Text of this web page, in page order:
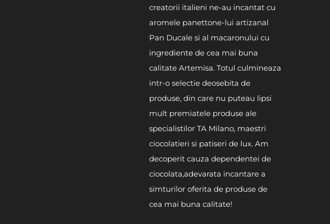
creatorii italieni ne-au incantat cu
aromele panettone-lui artizanal
Pan Ducale si al macaronului cu
ingrediente de cea mai buna
calitate Artemisa. Totul culmineaza
intr-o selectie deosebita de
produse, din care nu puteau lipsi
mult premiatele produse ale
specialistilor TA Milano, maestri
ciocolatieri si patiseri de lux. Am
decoperit cauza dependentei de
ciocolata,adevarata incantare a
simturilor oferita de produse de
cea mai buna calitate!